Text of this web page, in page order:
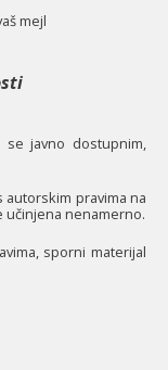
mejl
javno dostupnim,
pravima na
učinjena nenamerno.
sporni materijal